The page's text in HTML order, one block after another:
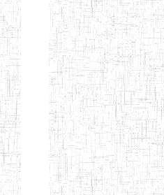
Chercher:
Effacer les filtres
Denomination
Type